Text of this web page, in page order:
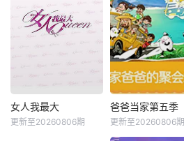
女人我最大
更新至20260806期
爸爸当家第五季
更新至20260806期